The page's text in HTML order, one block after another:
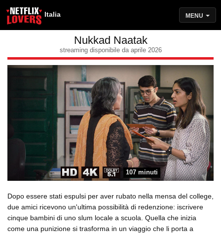
Italia MENU
Nukkad Naatak
streaming disponibile da aprile 2026
107 minuti
Dopo essere stati espulsi per aver rubato nella mensa del college,
due amici ricevono un'ultima possibilità di redenzione: iscrivere
cinque bambini di uno slum locale a scuola. Quella che inizia
come una punizione si trasforma in un viaggio che li porta a